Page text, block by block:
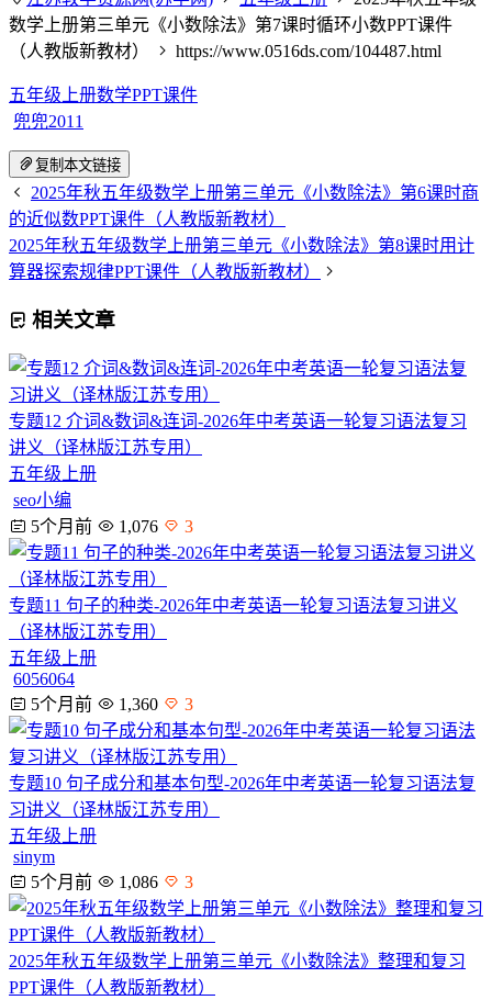
数学上册第三单元《小数除法》第7课时循环小数PPT课件
（人教版新教材）
https://www.0516ds.com/104487.html
五年级上册数学PPT课件
兜兜2011
复制本文链接
2025年秋五年级数学上册第三单元《小数除法》第6课时商
的近似数PPT课件（人教版新教材）
2025年秋五年级数学上册第三单元《小数除法》第8课时用计
算器探索规律PPT课件（人教版新教材）
相关文章
专题12 介词&数词&连词-2026年中考英语一轮复习语法复习
讲义（译林版江苏专用）
五年级上册
seo小编
5个月前
1,076 3
专题11 句子的种类-2026年中考英语一轮复习语法复习讲义
（译林版江苏专用）
五年级上册
6056064
5个月前
1,360 3
专题10 句子成分和基本句型-2026年中考英语一轮复习语法复
习讲义（译林版江苏专用）
五年级上册
sinym
5个月前
1,086 3
2025年秋五年级数学上册第三单元《小数除法》整理和复习
PPT课件（人教版新教材）